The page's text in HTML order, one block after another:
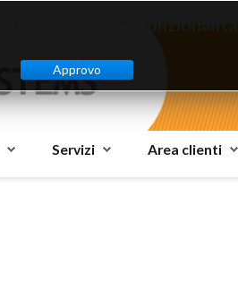
Servizi Area clienti
Approvo